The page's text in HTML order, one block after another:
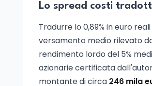
Lo spread costi
Tradurre lo 0,89% in euro
versamento medio rilevato
rendimento lordo del 5%
azionarie certificata
montante di circa 246 mila